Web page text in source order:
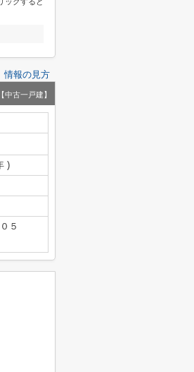
情報の見方
【中古一戸建】
)
５